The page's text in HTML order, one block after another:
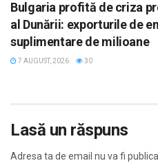
Bulgaria profită de criza
al Dunării: exporturile de
suplimentare de milioane
7 AUGUST, 2026 30
Lasă un răspuns
Adresa ta de email nu va fi